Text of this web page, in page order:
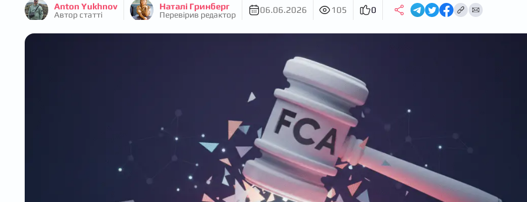
Anton Yukhnov
Автор статті
Наталі Гринберг
Перевірив редактор 06.06.2026 105 0